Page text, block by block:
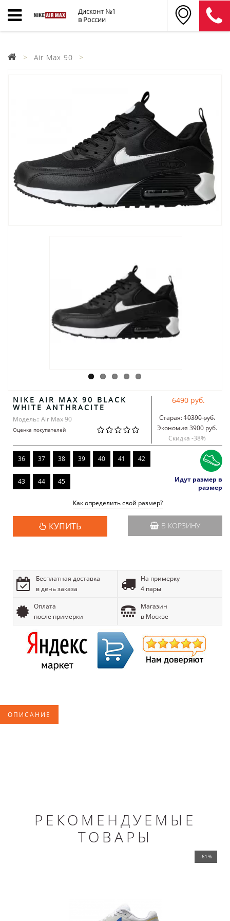
Дисконт №1
в России
Air Max 90
NIKE AIR MAX 90 BLACK
WHITE ANTHRACITE
Модель:: Air Max 90
Оценка покупателей
6490 руб.
Старая:10390 руб.
Экономия 3900 руб.
Скидка -38%
36 37 38 39 40 41 42
43 44 45
Идут размер в
размер
Как определить свой размер?
КУПИТЬ В КОРЗИНУ
Бесплатная доставка
в день заказа
На примерку
4 пары
Оплата
после примерки
Магазин
в Москве
ОПИСАНИЕ
РЕКОМЕНДУЕМЫЕ
ТОВАРЫ
-61%